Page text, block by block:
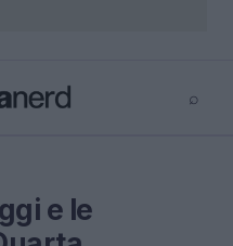
⌕
e le